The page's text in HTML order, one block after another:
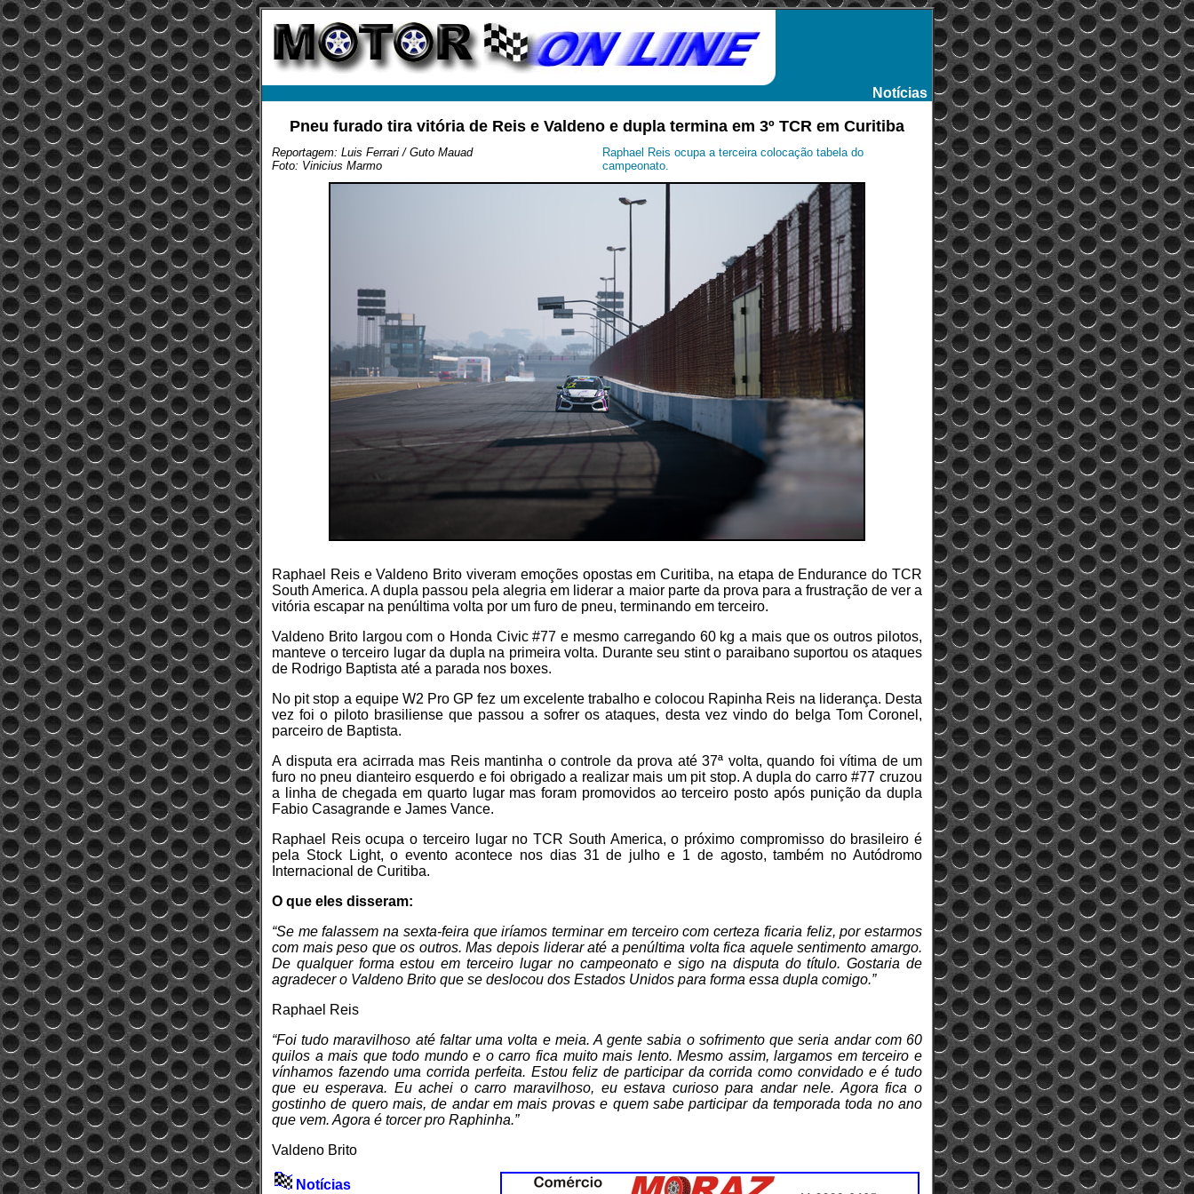
Notícias
Pneu furado tira vitória de Reis e Valdeno e dupla termina em 3º TCR em Curitiba
Reportagem: Luis Ferrari / Guto Mauad
Foto: Vinicius Marmo
Raphael Reis ocupa a terceira colocação tabela do
campeonato.
Raphael Reis e Valdeno Brito viveram emoções opostas em Curitiba, na etapa de Endurance do TCR
South America. A dupla passou pela alegria em liderar a maior parte da prova para a frustração de ver a
vitória escapar na penúltima volta por um furo de pneu, terminando em terceiro.
Valdeno Brito largou com o Honda Civic #77 e mesmo carregando 60 kg a mais que os outros pilotos,
manteve o terceiro lugar da dupla na primeira volta. Durante seu stint o paraibano suportou os ataques
de Rodrigo Baptista até a parada nos boxes.
No pit stop a equipe W2 Pro GP fez um excelente trabalho e colocou Rapinha Reis na liderança. Desta
vez foi o piloto brasiliense que passou a sofrer os ataques, desta vez vindo do belga Tom Coronel,
parceiro de Baptista.
A disputa era acirrada mas Reis mantinha o controle da prova até 37ª volta, quando foi vítima de um
furo no pneu dianteiro esquerdo e foi obrigado a realizar mais um pit stop. A dupla do carro #77 cruzou
a linha de chegada em quarto lugar mas foram promovidos ao terceiro posto após punição da dupla
Fabio Casagrande e James Vance.
Raphael Reis ocupa o terceiro lugar no TCR South America, o próximo compromisso do brasileiro é
pela Stock Light, o evento acontece nos dias 31 de julho e 1 de agosto, também no Autódromo
Internacional de Curitiba.
O que eles disseram:
“Se me falassem na sexta-feira que iríamos terminar em terceiro com certeza ficaria feliz, por estarmos
com mais peso que os outros. Mas depois liderar até a penúltima volta fica aquele sentimento amargo.
De qualquer forma estou em terceiro lugar no campeonato e sigo na disputa do título. Gostaria de
agradecer o Valdeno Brito que se deslocou dos Estados Unidos para forma essa dupla comigo.”
Raphael Reis
“Foi tudo maravilhoso até faltar uma volta e meia. A gente sabia o sofrimento que seria andar com 60
quilos a mais que todo mundo e o carro fica muito mais lento. Mesmo assim, largamos em terceiro e
vínhamos fazendo uma corrida perfeita. Estou feliz de participar da corrida como convidado e é tudo
que eu esperava. Eu achei o carro maravilhoso, eu estava curioso para andar nele. Agora fica o
gostinho de quero mais, de andar em mais provas e quem sabe participar da temporada toda no ano
que vem. Agora é torcer pro Raphinha.”
Valdeno Brito
Notícias